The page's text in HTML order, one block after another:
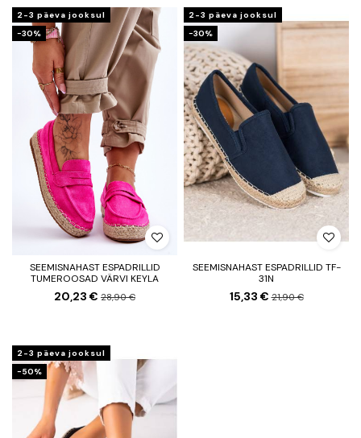
2-3 päeva jooksul
−30%
SEEMISNAHAST ESPADRILLID
TUMEROOSAD VÄRVI KEYLA
20,23 € 28,90 €
2-3 päeva jooksul
−30%
SEEMISNAHAST ESPADRILLID TF-
31N
15,33 €21,90 €
2-3 päeva jooksul
−50%